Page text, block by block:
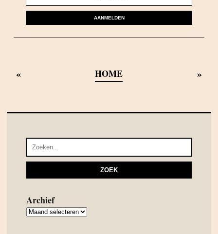
AANMELDEN
« HOME »
Archief
Archief